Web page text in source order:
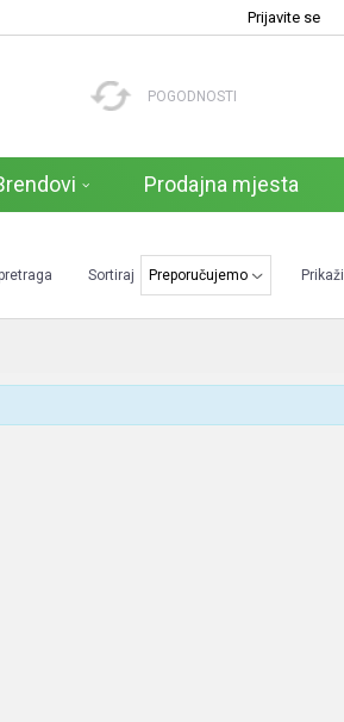
Prijavite se
POGODNOSTI
Prodajna mjesta
Sortiraj Prikaži